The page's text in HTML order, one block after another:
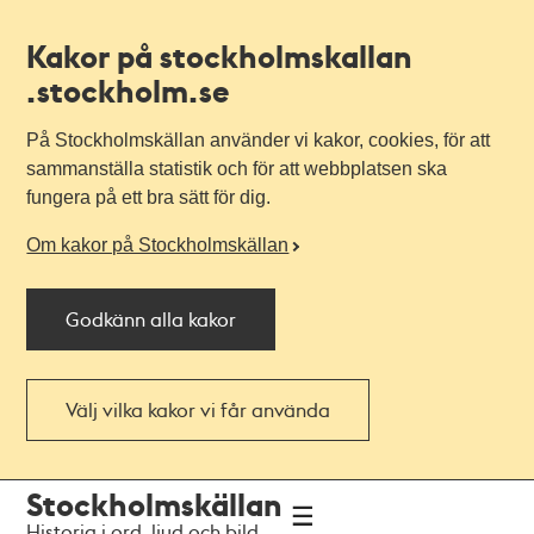
Kakor på stockholmskallan
.stockholm.se
På Stockholmskällan använder vi kakor, cookies, för att
sammanställa statistik och för att webbplatsen ska
fungera på ett bra sätt för dig.
Om kakor på Stockholmskällan
Godkänn alla kakor
Välj vilka kakor vi får använda
navigationen
huvudinnehållet
Stockholmskällan